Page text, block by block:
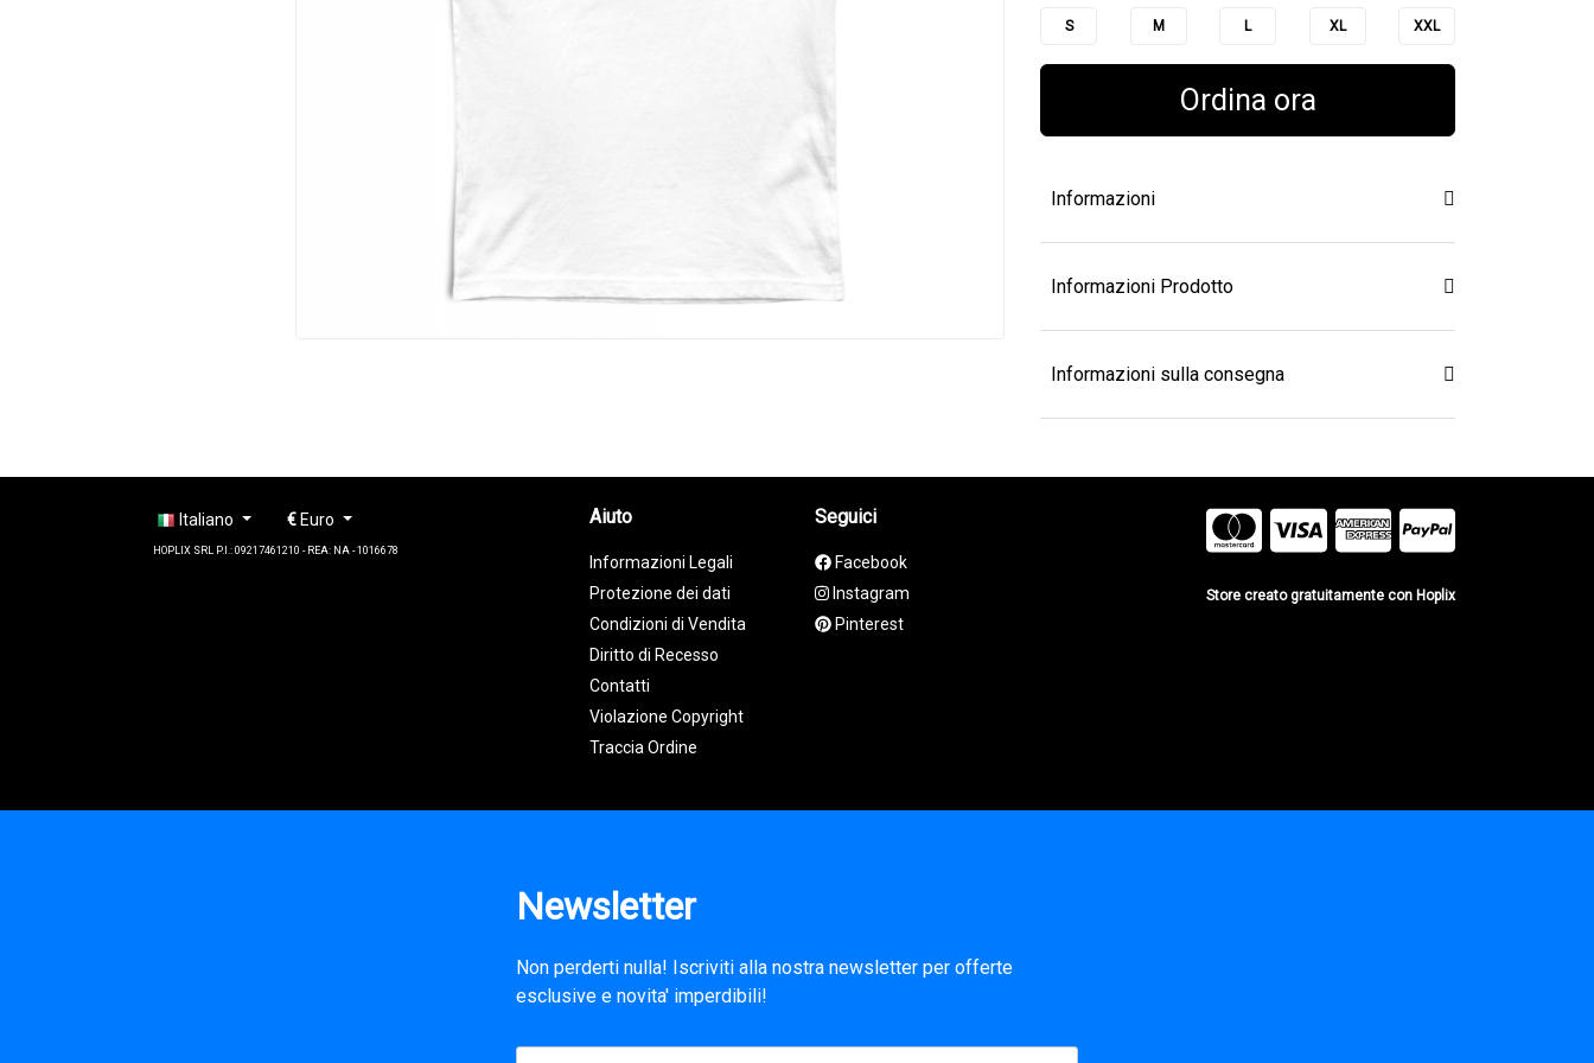
S M L XL XXL
Ordina ora
Informazioni
Informazioni Prodotto
Informazioni sulla consegna
Italiano €Euro
HOPLIX SRL P.I.: 09217461210 - REA: NA - 1016678
Aiuto
Informazioni Legali
Protezione dei dati
Condizioni di Vendita
Diritto di Recesso
Contatti
Violazione Copyright
Traccia Ordine
Seguici
Facebook
Instagram
Pinterest
Store creato gratuitamente con Hoplix
Newsletter
Non perderti nulla! Iscriviti alla nostra newsletter per offerte
esclusive e novita' imperdibili!